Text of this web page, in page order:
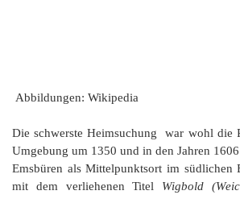
Abbildungen: Wikipedia
Die schwerste Heimsuchung war wohl die
Umgebung um 1350 und in den Jahren
Emsbüren als Mittelpunktsort im südlichen
mit dem verliehenen Titel Wigbold